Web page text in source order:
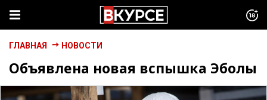
ГЛАВНАЯ НОВОСТИ
Объявлена новая вспышка Эболы